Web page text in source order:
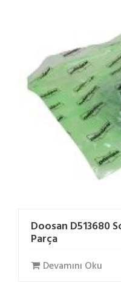
Doosan D513680
Parça
Devamını Oku